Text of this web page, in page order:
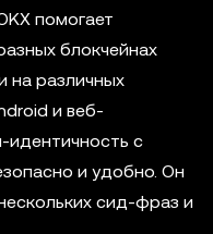
помогает
блокчейнах
на различных
и веб-
идентичность с
и удобно. Он
сид-фраз и